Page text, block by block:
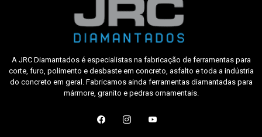
A JRC Diamantados é especialistas na fabricação de ferramentas para
corte, furo, polimento e desbaste em concreto, asfalto e toda a indústria
do concreto em geral. Fabricamos ainda ferramentas diamantadas para
mármore, granito e pedras ornamentais.